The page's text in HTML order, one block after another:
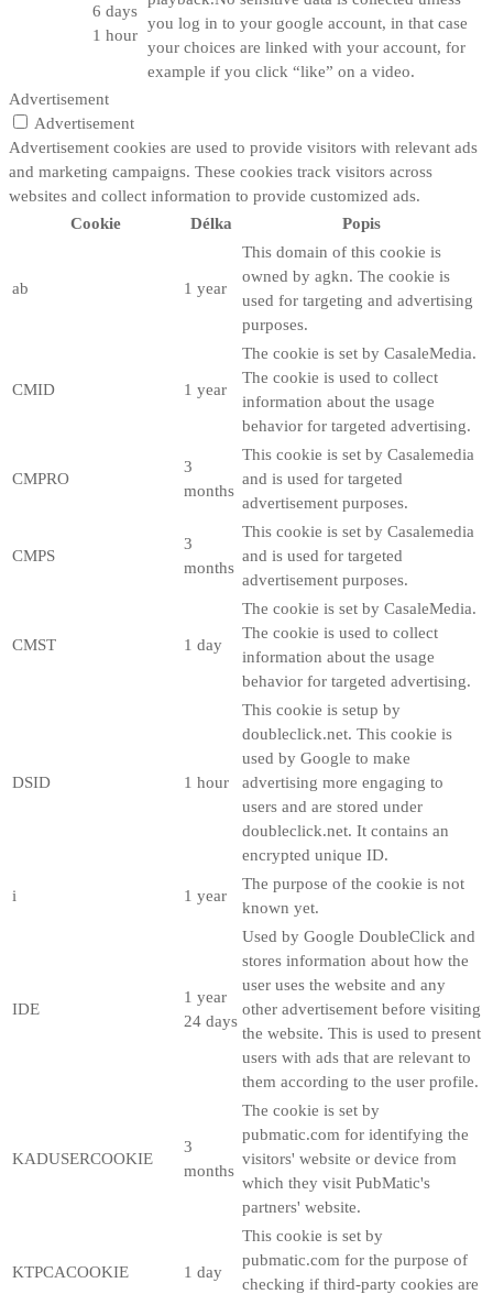
6 days
1 hour
you log in to your google account, in that case
your choices are linked with your account, for
example if you click “like” on a video.
Advertisement
Advertisement
Advertisement cookies are used to provide visitors with relevant ads
and marketing campaigns. These cookies track visitors across
websites and collect information to provide customized ads.
Cookie
Délka Popis
ab 1 year
This domain of this cookie is
owned by agkn. The cookie is
used for targeting and advertising
purposes.
CMID 1 year
The cookie is set by CasaleMedia.
The cookie is used to collect
information about the usage
behavior for targeted advertising.
CMPRO
3
months
This cookie is set by Casalemedia
and is used for targeted
advertisement purposes.
CMPS
3
months
This cookie is set by Casalemedia
and is used for targeted
advertisement purposes.
CMST 1 day
The cookie is set by CasaleMedia.
The cookie is used to collect
information about the usage
behavior for targeted advertising.
DSID 1 hour
This cookie is setup by
doubleclick.net. This cookie is
used by Google to make
advertising more engaging to
users and are stored under
doubleclick.net. It contains an
encrypted unique ID.
i 1 year
The purpose of the cookie is not
known yet.
IDE
1 year
24 days
Used by Google DoubleClick and
stores information about how the
user uses the website and any
other advertisement before visiting
the website. This is used to present
users with ads that are relevant to
them according to the user profile.
KADUSERCOOKIE
3
months
The cookie is set by
pubmatic.com for identifying the
visitors' website or device from
which they visit PubMatic's
partners' website.
KTPCACOOKIE 1 day
This cookie is set by
pubmatic.com for the purpose of
checking if third-party cookies are